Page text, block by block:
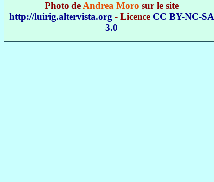
Photo de Andrea Moro sur le site
http://luirig.altervista.org - Licence CC BY-NC-SA
3.0